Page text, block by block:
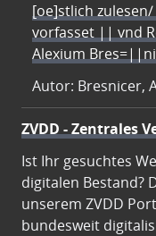
[oe]stlich
vorfasset || vnd
Alexium
Autor: Bresnicer,
ZVDD - Zentrales
Ist Ihr gesuchtes
digitalen Bestand?
unserem ZVDD
bundesweit